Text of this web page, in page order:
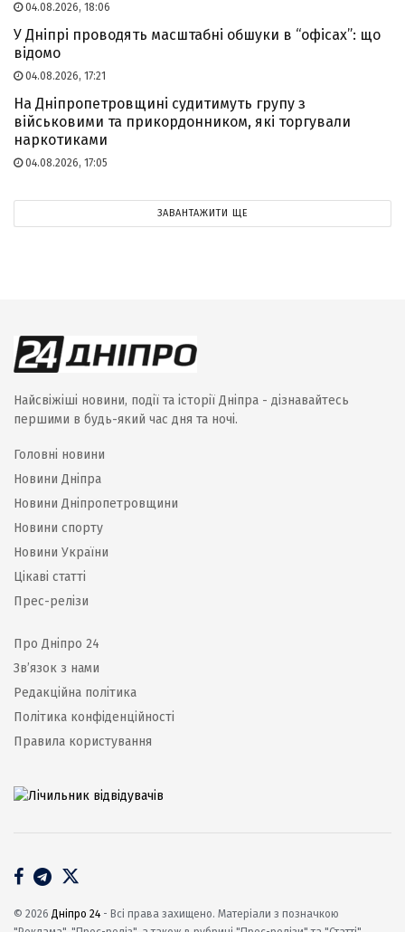
04.08.2026, 18:06
У Дніпрі проводять масштабні обшуки в “офісах”: що
відомо
04.08.2026, 17:21
На Дніпропетровщині судитимуть групу з
військовими та прикордонником, які торгували
наркотиками
04.08.2026, 17:05
ЗАВАНТАЖИТИ ЩЕ
Найсвіжіші новини, події та історії Дніпра - дізнавайтесь
першими в будь-який час дня та ночі.
Головні новини
Новини Дніпра
Новини Дніпропетровщини
Новини спорту
Новини України
Цікаві статті
Прес-релізи
Про Дніпро 24
Зв’язок з нами
Редакційна політика
Політика конфіденційності
Правила користування
© 2026 Дніпро 24 - Всі права захищено. Матеріали з позначкою